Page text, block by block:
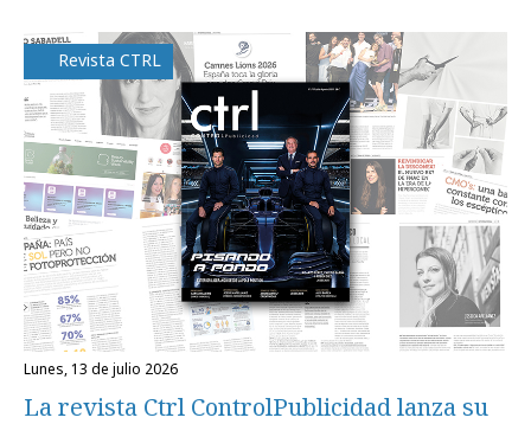
Revista CTRL
lunes, 13 de julio 2026
La revista Ctrl ControlPublicidad lanza su